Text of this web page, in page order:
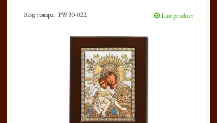
Код товара : PW30-022 Last product